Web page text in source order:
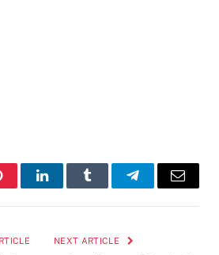
LinkedInTumblr TelegramEmail
NEXT ARTICLE